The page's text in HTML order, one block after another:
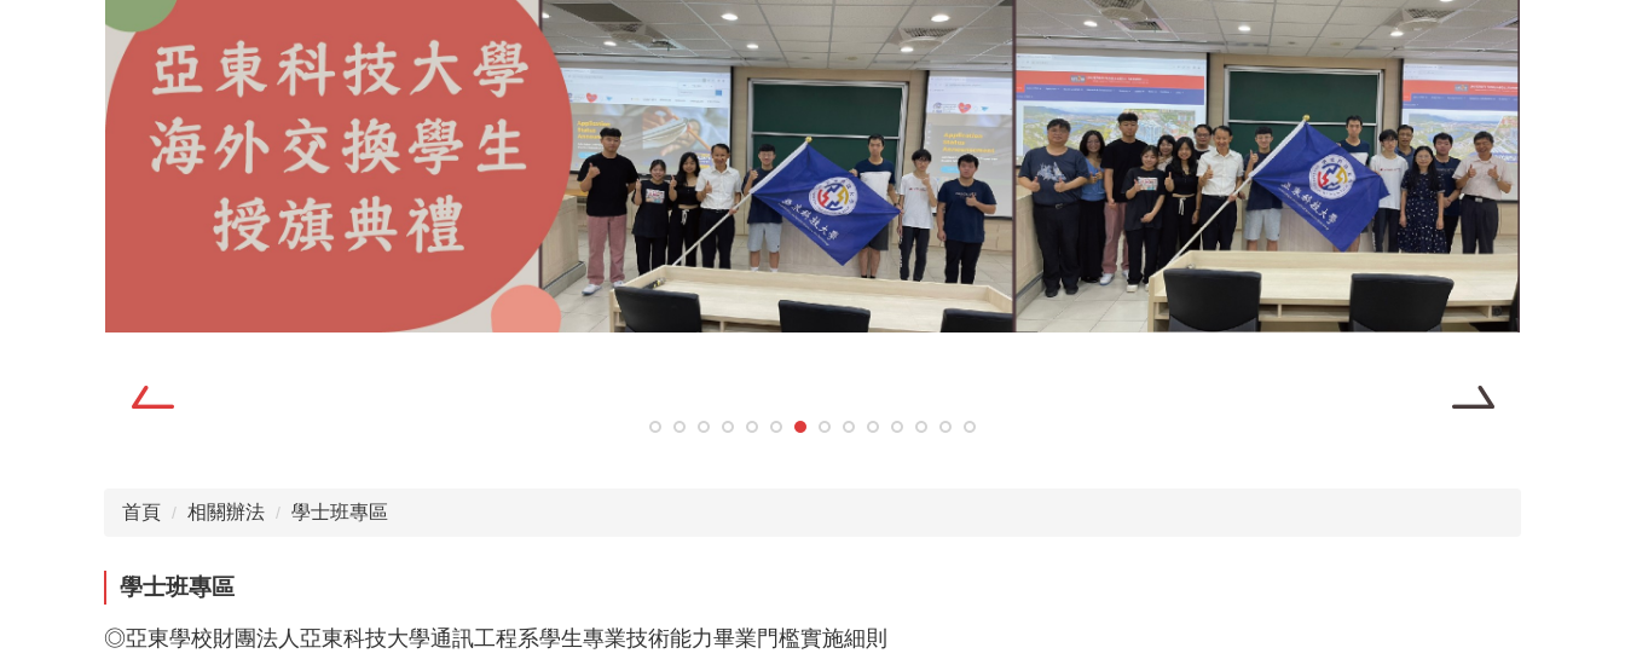
首頁 相關辦法 學士班專區
學士班專區
◎亞東學校財團法人亞東科技大學通訊工程系學生專業技術能力畢業門檻實施細則